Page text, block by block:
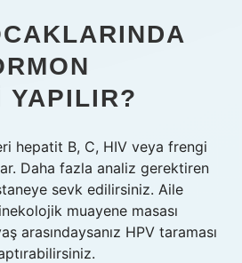
YAPILIR?
hepatit B, C, HIV veya frengi
Daha fazla analiz gerektiren
sevk edilirsiniz. Aile
muayene masası
arasındaysanız HPV taraması